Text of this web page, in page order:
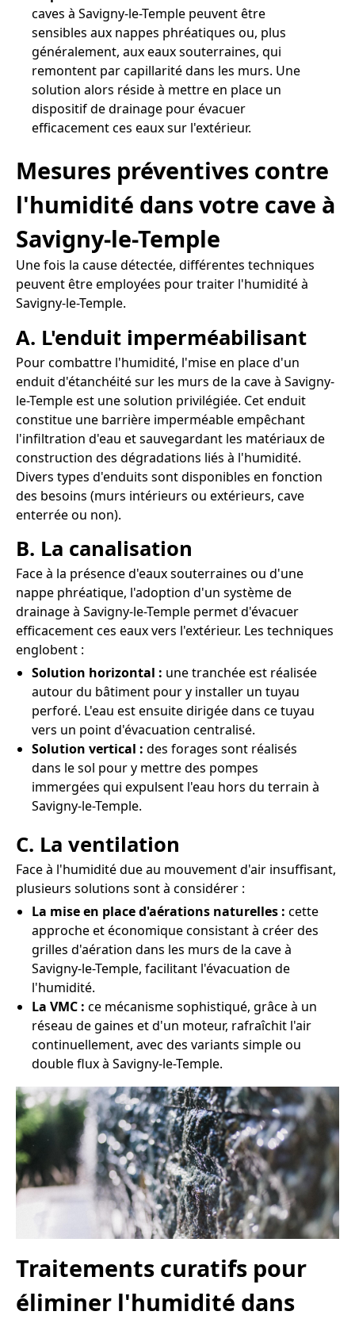
caves à Savigny-le-Temple peuvent être
sensibles aux nappes phréatiques ou, plus
généralement, aux eaux souterraines, qui
remontent par capillarité dans les murs. Une
solution alors réside à mettre en place un
dispositif de drainage pour évacuer
efficacement ces eaux sur l'extérieur.
Mesures préventives contre
l'humidité dans votre cave à
Savigny-le-Temple
Une fois la cause détectée, différentes techniques
peuvent être employées pour traiter l'humidité à
Savigny-le-Temple.
A. L'enduit imperméabilisant
Pour combattre l'humidité, l'mise en place d'un
enduit d'étanchéité sur les murs de la cave à Savigny-
le-Temple est une solution privilégiée. Cet enduit
constitue une barrière imperméable empêchant
l'infiltration d'eau et sauvegardant les matériaux de
construction des dégradations liés à l'humidité.
Divers types d'enduits sont disponibles en fonction
des besoins (murs intérieurs ou extérieurs, cave
enterrée ou non).
B. La canalisation
Face à la présence d'eaux souterraines ou d'une
nappe phréatique, l'adoption d'un système de
drainage à Savigny-le-Temple permet d'évacuer
efficacement ces eaux vers l'extérieur. Les techniques
englobent :
Solution horizontal : une tranchée est réalisée
autour du bâtiment pour y installer un tuyau
perforé. L'eau est ensuite dirigée dans ce tuyau
vers un point d'évacuation centralisé.
Solution vertical : des forages sont réalisés
dans le sol pour y mettre des pompes
immergées qui expulsent l'eau hors du terrain à
Savigny-le-Temple.
C. La ventilation
Face à l'humidité due au mouvement d'air insuffisant,
plusieurs solutions sont à considérer :
La mise en place d'aérations naturelles : cette
approche et économique consistant à créer des
grilles d'aération dans les murs de la cave à
Savigny-le-Temple, facilitant l'évacuation de
l'humidité.
La VMC : ce mécanisme sophistiqué, grâce à un
réseau de gaines et d'un moteur, rafraîchit l'air
continuellement, avec des variants simple ou
double flux à Savigny-le-Temple.
Traitements curatifs pour
éliminer l'humidité dans